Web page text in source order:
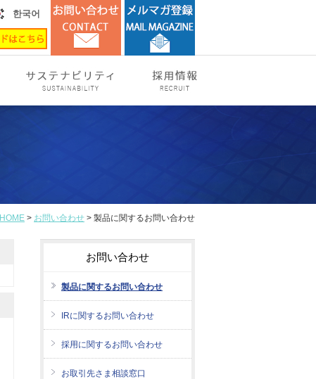
한국어
HOME > お問い合わせ > 製品に関するお問い合わせ
お問い合わせ
製品に関するお問い合わせ
IRに関するお問い合わせ
採用に関するお問い合わせ
お取引先さま相談窓口